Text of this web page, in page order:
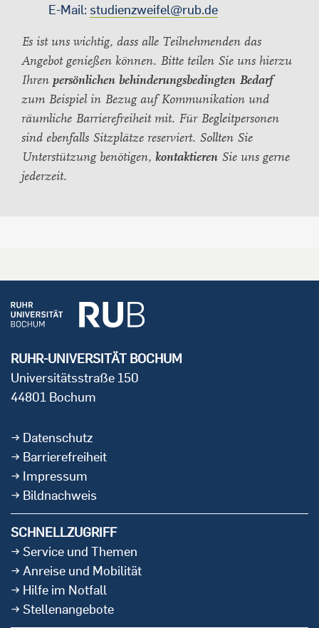
E-Mail: studienzweifel@rub.de
Es ist uns wichtig, dass alle Teilnehmenden das
Angebot genießen können. Bitte teilen Sie uns hierzu
Ihren persönlichen behinderungsbedingten Bedarf
zum Beispiel in Bezug auf Kommunikation und
räumliche Barrierefreiheit mit. Für Begleit­personen
sind ebenfalls Sitzplätze reserviert. Sollten Sie
Unterstützung benötigen, kontaktieren Sie uns gerne
jederzeit.
RUHR-UNIVERSITÄT BOCHUM
Universitätsstraße 150
44801 Bochum
Datenschutz
Barrierefreiheit
Impressum
Bildnachweis
SCHNELLZUGRIFF
Service und Themen
Anreise und Mobilität
Hilfe im Notfall
Stellenangebote